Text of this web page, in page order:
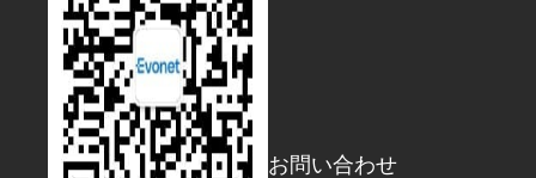
お問い合わせ